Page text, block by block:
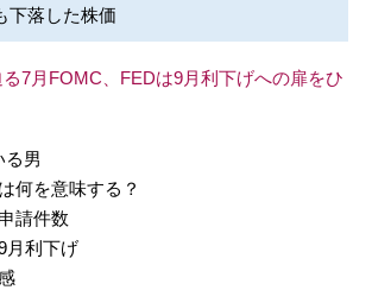
下落した株価
7月FOMC、FEDは9月利下げへの扉をひ
る男
何を意味する？
請件数
月利下げ